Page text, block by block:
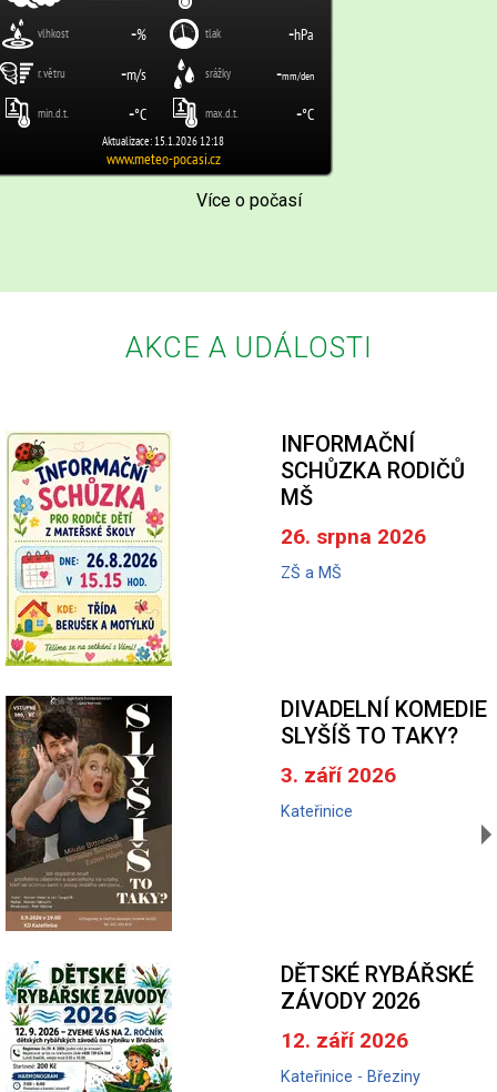
Více o počasí
AKCE A UDÁLOSTI
INFORMAČNÍ
SCHŮZKA RODIČŮ
MŠ
26. srpna 2026
ZŠ a MŠ
DIVADELNÍ KOMEDIE
SLYŠÍŠ TO TAKY?
3. září 2026
Kateřinice
DĚTSKÉ RYBÁŘSKÉ
ZÁVODY 2026
12. září 2026
Kateřinice - Březiny